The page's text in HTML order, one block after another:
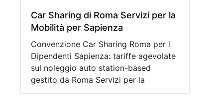
Car Sharing di Roma Servizi per la
Mobilità per Sapienza
Convenzione Car Sharing Roma per i
Dipendenti Sapienza: tariffe agevolate
sul noleggio auto station-based
gestito da Roma Servizi per la